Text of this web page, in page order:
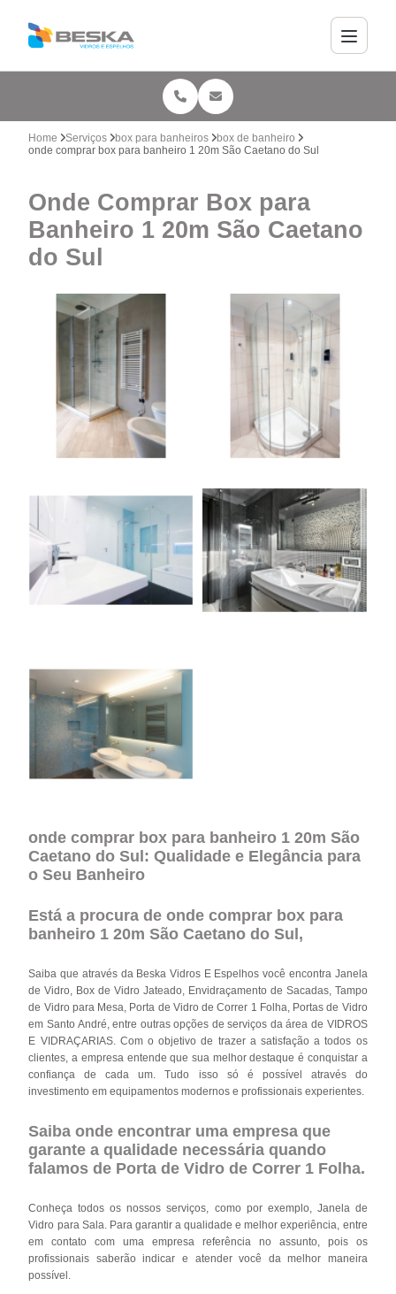
Home Serviços box para banheiros
box de banheiro
onde comprar box para banheiro 1 20m São Caetano do Sul
Onde Comprar Box para
Banheiro 1 20m São Caetano
do Sul
onde comprar box para banheiro 1 20m São
Caetano do Sul: Qualidade e Elegância para
o Seu Banheiro
Está a procura de onde comprar box para
banheiro 1 20m São Caetano do Sul,
Saiba que através da Beska Vidros E Espelhos você encontra Janela
de Vidro, Box de Vidro Jateado, Envidraçamento de Sacadas, Tampo
de Vidro para Mesa, Porta de Vidro de Correr 1 Folha, Portas de Vidro
em Santo André, entre outras opções de serviços da área de VIDROS
E VIDRAÇARIAS. Com o objetivo de trazer a satisfação a todos os
clientes, a empresa entende que sua melhor destaque é conquistar a
confiança de cada um. Tudo isso só é possível através do
investimento em equipamentos modernos e profissionais experientes.
Saiba onde encontrar uma empresa que
garante a qualidade necessária quando
falamos de Porta de Vidro de Correr 1 Folha.
Conheça todos os nossos serviços, como por exemplo, Janela de
Vidro para Sala. Para garantir a qualidade e melhor experiência, entre
em contato com uma empresa referência no assunto, pois os
profissionais saberão indicar e atender você da melhor maneira
possível.